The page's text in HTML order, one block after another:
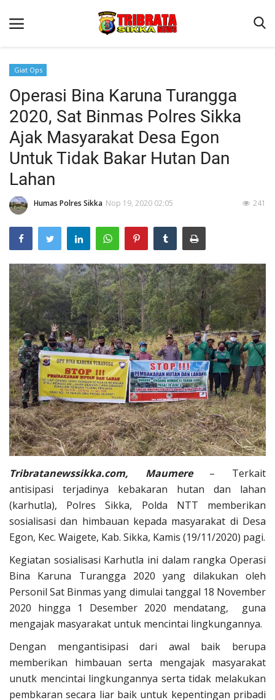
Beranda
Terms & Conditions
Reskrim
Binkam
Lantas
Polisi Kita
Giat Ops
Giat Ops
Operasi Bina Karuna Turangga
2020, Sat Binmas Polres Sikka
Ajak Masyarakat Desa Egon
Untuk Tidak Bakar Hutan Dan
Lahan
Humas Polres Sikka Nop 19, 2020 02:05 241
Tribratanewssikka.com, Maumere– Terkait
antisipasi terjadinya kebakaran hutan dan lahan
(karhutla), Polres Sikka, Polda NTT memberikan
sosialisasi dan himbauan kepada masyarakat di Desa
Egon, Kec. Waigete, Kab. Sikka, Kamis (19/11/2020) pagi.
Kegiatan sosialisasi Karhutla ini dalam rangka Operasi
Bina Karuna Turangga 2020 yang dilakukan oleh
Personil Sat Binmas yang dimulai tanggal 18 November
2020 hingga 1 Desember 2020 mendatang, guna
mengajak masyarakat untuk mencintai lingkungannya.
Dengan mengantisipasi dari awal baik berupa
memberikan himbauan serta mengajak masyarakat
unutk mencintai lingkungannya serta tidak melakukan
pembkaran secara liar baik untuk kepentingan pribadi